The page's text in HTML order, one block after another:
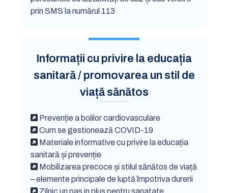
prin SMS la numărul 113
Informații cu privire la educația
sanitară / promovarea un stil de
viață sănătos
Prevenție a bolilor cardiovasculare
Cum se gestionează COVID-19
Materiale informative cu privire la educația
sanitară și prevenție
Mobilizarea precoce și stilul sănătos de viață
– elemente principale de luptă împotriva durerii
Zilnic un pas in plus pentru sanatate